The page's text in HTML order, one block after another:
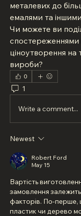
металевих до
емалями та
Чи можете ви
ціноутворення на
вироби?
0
1
Write a comment...
Newest
Robert Ford
May 15
Вартість
замовлення залежить
факторів. По-перше,
пластик чи дерево